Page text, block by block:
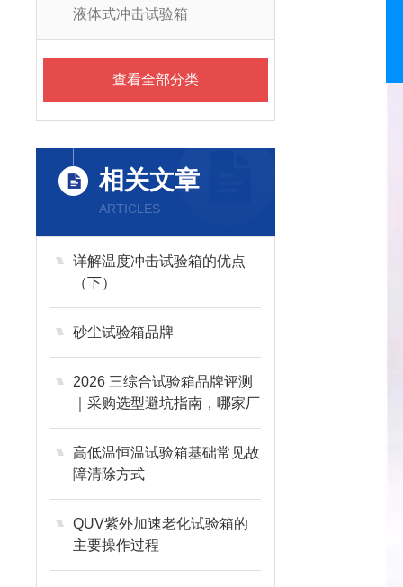
液体式冲击试验箱
查看全部分类
相关文章
ARTICLES
详解温度冲击试验箱的优点
（下）
砂尘试验箱品牌
2026 三综合试验箱品牌评测
｜采购选型避坑指南，哪家厂
家综合实力更强
高低温恒温试验箱基础常见故
障清除方式
QUV紫外加速老化试验箱的
主要操作过程